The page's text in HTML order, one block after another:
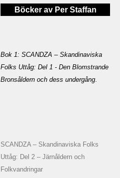
Böcker av Per Staffan
Bok 1: SCANDZA – Skandinaviska
Folks Uttåg: Del 1 - Den Blomstrande
Bronsåldern och dess undergång.
SCANDZA – Skandinaviska Folks
Uttåg: Del 2 – Järnåldern och
Folkvandringar